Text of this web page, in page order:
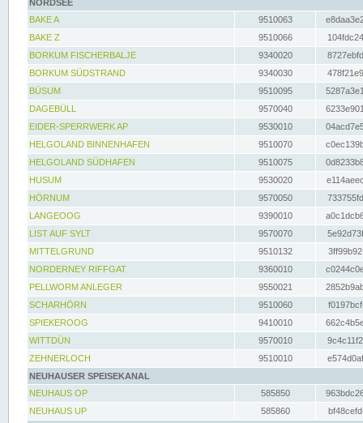
NORDSEE
BAKE A
9510063
BAKE Z
9510066
BORKUM FISCHERBALJE
9340020
BORKUM SÜDSTRAND
9340030
BÜSUM
9510095
DAGEBÜLL
9570040
EIDER-SPERRWERK AP
9530010
HELGOLAND BINNENHAFEN
9510070
HELGOLAND SÜDHAFEN
9510075
HUSUM
9530020
HÖRNUM
9570050
LANGEOOG
9390010
LIST AUF SYLT
9570070
MITTELGRUND
9510132
NORDERNEY RIFFGAT
9360010
PELLWORM ANLEGER
9550021
SCHARHÖRN
9510060
SPIEKEROOG
9410010
WITTDÜN
9570010
ZEHNERLOCH
9510010
NEUHAUSER SPEISEKANAL
NEUHAUS OP
585850
NEUHAUS UP
585860